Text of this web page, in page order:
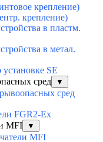
крепление)
крепление)
в пластм.
в метал.
SE
сред
▼
сред
FGR2-Ex
MFI
▼
MFI